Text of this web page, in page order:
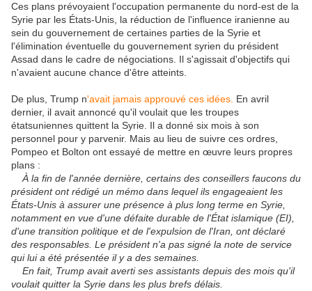
Ces plans prévoyaient l'occupation permanente du nord-est de la
Syrie par les États-Unis, la réduction de l'influence iranienne au
sein du gouvernement de certaines parties de la Syrie et
l'élimination éventuelle du gouvernement syrien du président
Assad dans le cadre de négociations. Il s'agissait d'objectifs qui
n'avaient aucune chance d'être atteints.
De plus, Trump n'avait jamais approuvé ces idées. En avril
dernier, il avait annoncé qu'il voulait que les troupes
étatsuniennes quittent la Syrie. Il a donné six mois à son
personnel pour y parvenir. Mais au lieu de suivre ces ordres,
Pompeo et Bolton ont essayé de mettre en œuvre leurs propres
plans :
À la fin de l'année dernière, certains des conseillers faucons du
président ont rédigé un mémo dans lequel ils engageaient les
États-Unis à assurer une présence à plus long terme en Syrie,
notamment en vue d'une défaite durable de l'État islamique (EI),
d'une transition politique et de l'expulsion de l'Iran, ont déclaré
des responsables. Le président n'a pas signé la note de service
qui lui a été présentée il y a des semaines.
En fait, Trump avait averti ses assistants depuis des mois qu'il
voulait quitter la Syrie dans les plus brefs délais.